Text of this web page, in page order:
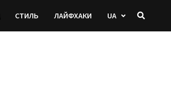
СТИЛЬ ЛАЙФХАКИ UA